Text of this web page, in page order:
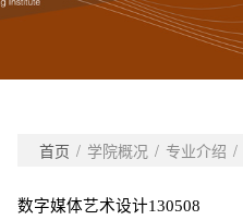
首页 / 学院概况 / 专业介绍 /
数字媒体艺术设计130508